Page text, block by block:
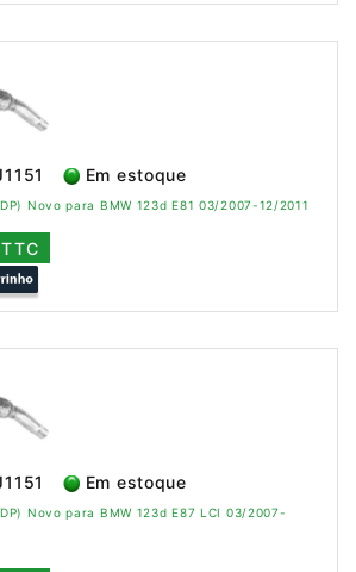
Em estoque
Novo para BMW 123d E81 03/2007-12/2011
Em estoque
Novo para BMW 123d E87 LCI 03/2007-